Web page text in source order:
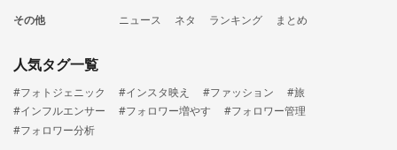
その他
ニュース ネタ ランキング まとめ
人気タグ一覧
#フォトジェニック #インスタ映え #ファッション
#旅
#インフルエンサー
#フォロワー増やす
#フォロワー管理
#フォロワー分析